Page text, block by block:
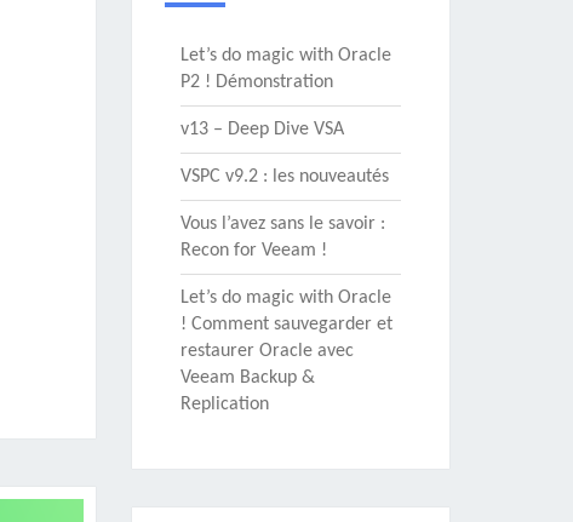
Let’s do magic with Oracle
P2 ! Démonstration
v13 – Deep Dive VSA
VSPC v9.2 : les nouveautés
Vous l’avez sans le savoir :
Recon for Veeam !
Let’s do magic with Oracle
! Comment sauvegarder et
restaurer Oracle avec
Veeam Backup &
Replication